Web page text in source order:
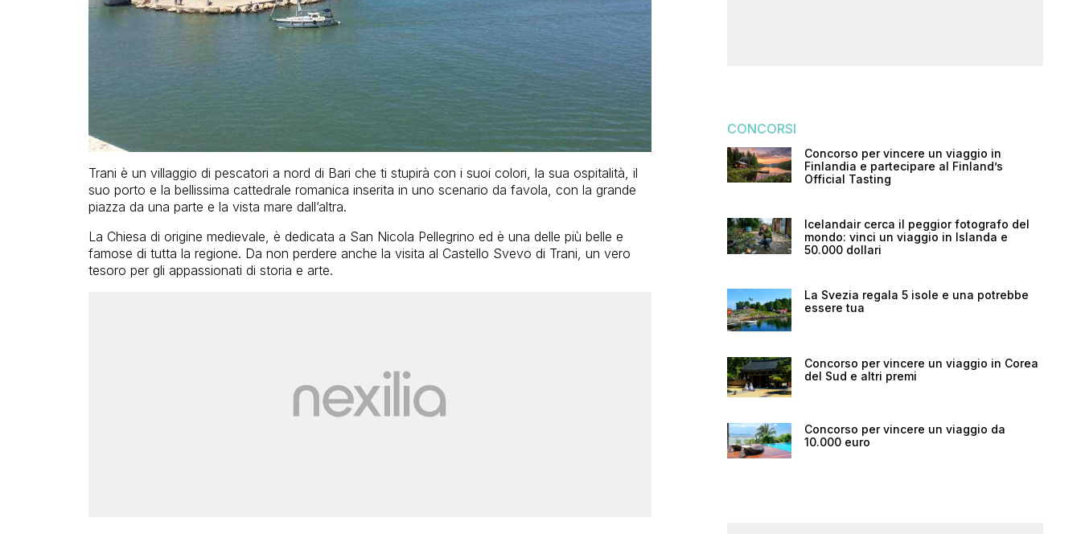
Trani è un villaggio di pescatori a nord di Bari che ti stupirà con i suoi colori, la sua ospitalità, il
suo porto e la bellissima cattedrale romanica inserita in uno scenario da favola, con la grande
piazza da una parte e la vista mare dall’altra.
La Chiesa di origine medievale, è dedicata a San Nicola Pellegrino ed è una delle più belle e
famose di tutta la regione. Da non perdere anche la visita al Castello Svevo di Trani, un vero
tesoro per gli appassionati di storia e arte.
CONCORSI
Concorso per vincere un viaggio in
Finlandia e partecipare al Finland’s
Official Tasting
Icelandair cerca il peggior fotografo del
mondo: vinci un viaggio in Islanda e
50.000 dollari
La Svezia regala 5 isole e una potrebbe
essere tua
Concorso per vincere un viaggio in Corea
del Sud e altri premi
Concorso per vincere un viaggio da
10.000 euro